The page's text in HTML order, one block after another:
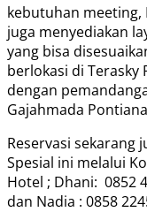
kebutuhan meeting,
juga menyediakan
yang bisa
berlokasi di
dengan
Gajahmada
Reservasi sekarang
Spesial ini melalui
Hotel ; Dhani: 0852
dan Nadia : 0858